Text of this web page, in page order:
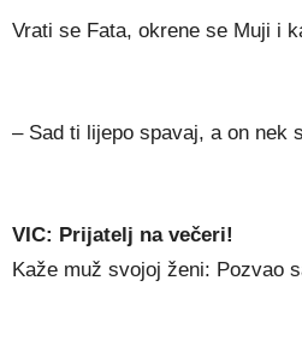
Vrati se Fata, okrene se Muji i
– Sad ti lijepo spavaj, a on nek
VIC: Prijatelj na večeri!
Kaže muž svojoj ženi: Pozvao